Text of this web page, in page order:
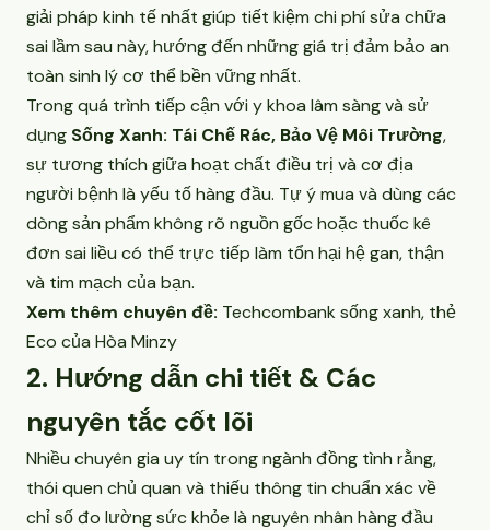
giải pháp kinh tế nhất giúp tiết kiệm chi phí sửa chữa
sai lầm sau này, hướng đến những giá trị đảm bảo an
toàn sinh lý cơ thể bền vững nhất.
Trong quá trình tiếp cận với y khoa lâm sàng và sử
dụng Sống Xanh: Tái Chế Rác, Bảo Vệ Môi Trường,
sự tương thích giữa hoạt chất điều trị và cơ địa
người bệnh là yếu tố hàng đầu. Tự ý mua và dùng các
dòng sản phẩm không rõ nguồn gốc hoặc thuốc kê
đơn sai liều có thể trực tiếp làm tổn hại hệ gan, thận
và tim mạch của bạn.
Xem thêm chuyên đề: Techcombank sống xanh, thẻ
Eco của Hòa Minzy
2. Hướng dẫn chi tiết & Các
nguyên tắc cốt lõi
Nhiều chuyên gia uy tín trong ngành đồng tình rằng,
thói quen chủ quan và thiếu thông tin chuẩn xác về
chỉ số đo lường sức khỏe là nguyên nhân hàng đầu